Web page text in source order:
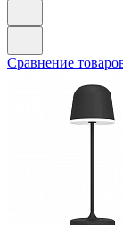
Сравнение